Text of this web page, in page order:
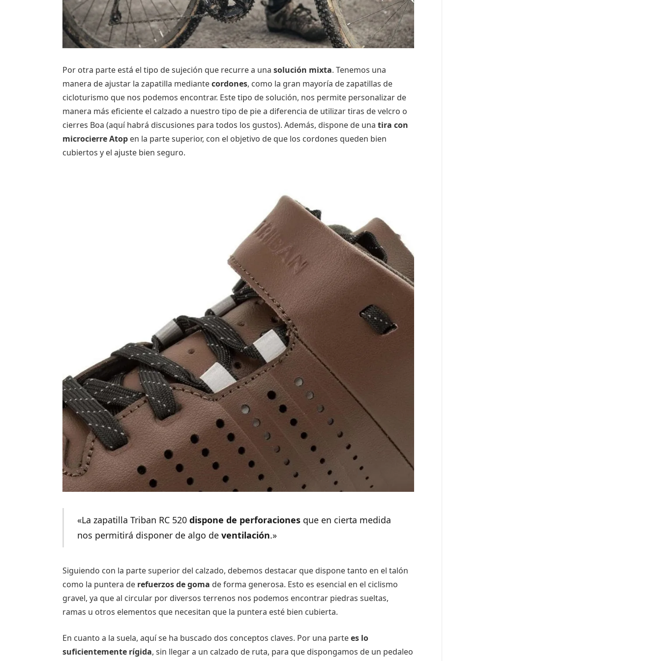
Por otra parte está el tipo de sujeción que recurre a unasolución mixta. Tenemos una
manera de ajustar la zapatilla mediantecordones, como la gran mayoría de zapatillas de
cicloturismo que nos podemos encontrar. Este tipo de solución, nos permite personalizar de
manera más eficiente el calzado a nuestro tipo de pie a diferencia de utilizar tiras de velcro o
cierres Boa (aquí habrá discusiones para todos los gustos). Además, dispone de unatira con
microcierre Atop en la parte superior, con el objetivo de que los cordones queden bien
cubiertos y el ajuste bien seguro.
«La zapatilla Triban RC 520dispone de perforaciones que en cierta medida
nos permitirá disponer de algo deventilación.»
Siguiendo con la parte superior del calzado, debemos destacar que dispone tanto en el talón
como la puntera de refuerzos de goma de forma generosa. Esto es esencial en el ciclismo
gravel, ya que al circular por diversos terrenos nos podemos encontrar piedras sueltas,
ramas u otros elementos que necesitan que la puntera esté bien cubierta.
En cuanto a la suela, aquí se ha buscado dos conceptos claves. Por una partees lo
suficientemente rígida, sin llegar a un calzado de ruta, para que dispongamos de un pedaleo